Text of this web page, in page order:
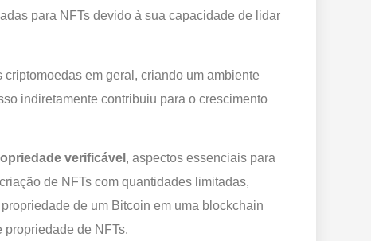
para NFTs devido à sua capacidade de lidar
em geral, criando um ambiente
indiretamente contribuiu para o crescimento
verificável , aspectos essenciais para
de NFTs com quantidades limitadas,
de um Bitcoin em uma blockchain
de NFTs.